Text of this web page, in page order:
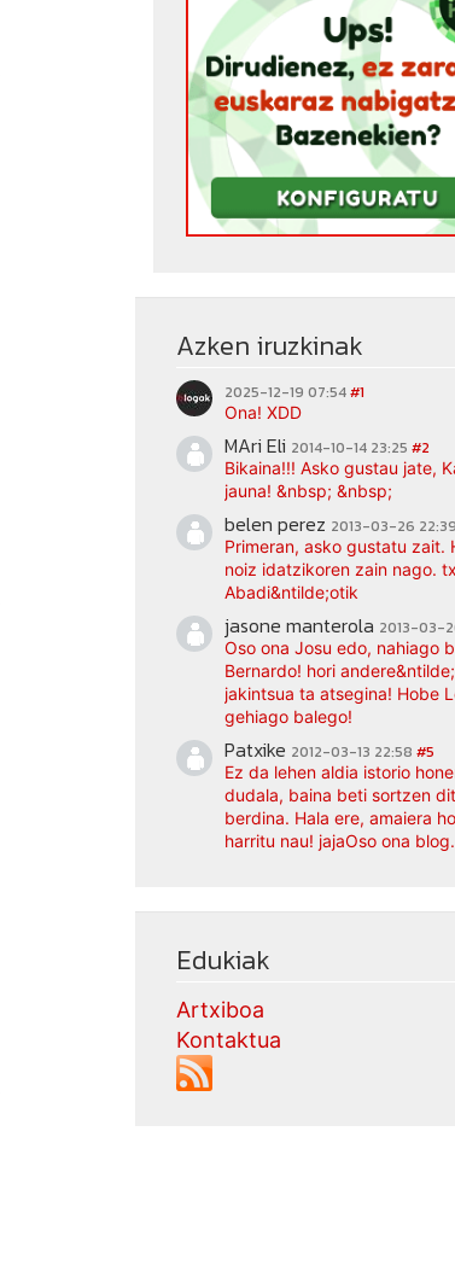
Azken iruzkinak
2025-12-19 07:54#1
Ona! XDD
MAri Eli 2014-10-14 23:25 #2
Bikaina!!! Asko gustau jate,
jauna! &nbsp; &nbsp;
belen perez 2013-03-26 22:39
Primeran, asko gustatu zait.
noiz idatzikoren zain nago.
Abadi&ntilde;otik
jasone manterola 2013-03-
Oso ona Josu edo, nahiago
Bernardo! hori
jakintsua ta atsegina! Hobe
gehiago balego!
Patxike 2012-03-13 22:58 #5
Ez da lehen aldia istorio
dudala, baina beti sortzen
berdina. Hala ere, amaiera
harritu nau! jajaOso ona
Edukiak
Artxiboa
Kontaktua